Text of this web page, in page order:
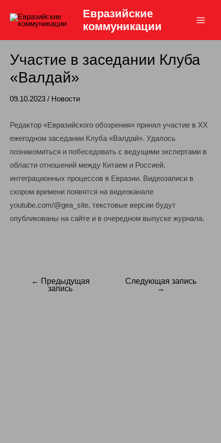
Евразийские
коммуникации
Участие в заседании Клуба
«Валдай»
09.10.2023 / Новости
Редактор «Евразийского обозрения» принял участие в XX
ежегодном заседании Клуба «Валдай». Удалось
познакомиться и побеседовать с ведущими экспертами в
области отношений между Китаем и Россией,
интеграционных процессов в Евразии. Видеозаписи в
скором времени появятся на видеоканале
youtube.com/@gea_site, текстовые версии будут
опубликованы на сайте и в очередном выпуске журнала.
Навигация← Предыдущая
запись
Следующая запись
→